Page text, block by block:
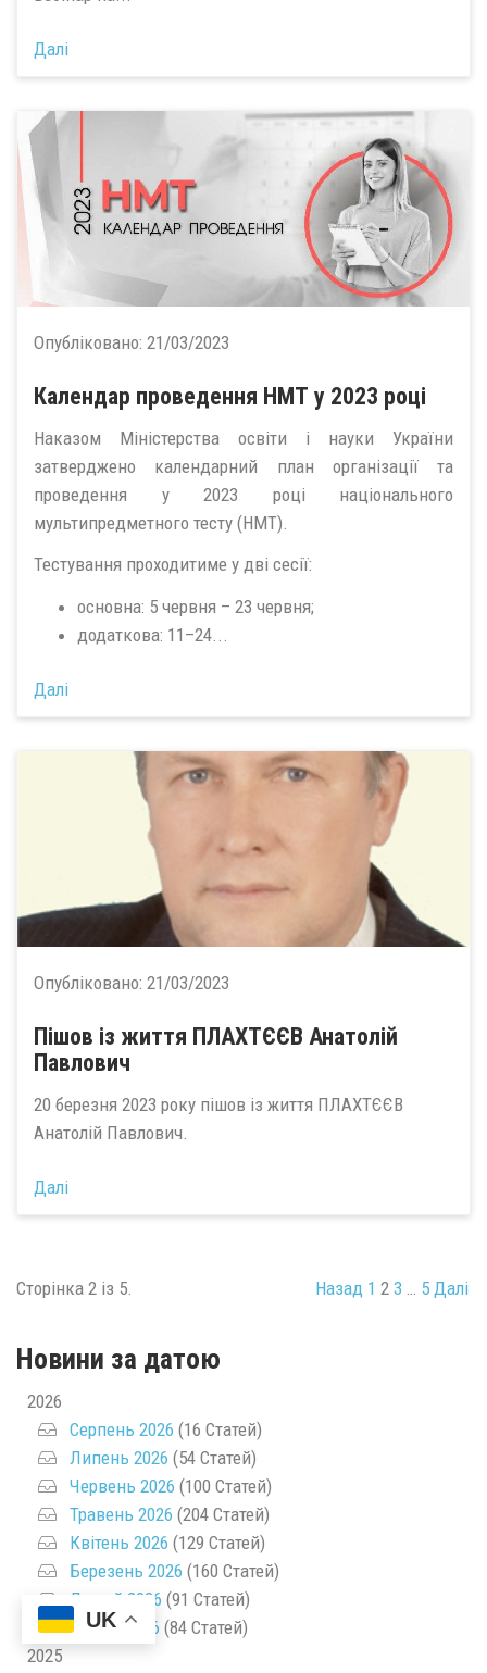
Далі
Опубліковано: 21/03/2023
Календар проведення НМТ у 2023 році
Наказом Міністерства освіти і науки України
затверджено календарний план організації та
проведення у 2023 році національного
мультипредметного тесту (НМТ).
Тестування проходитиме у дві сесії:
основна: 5 червня – 23 червня;
додаткова: 11–24...
Далі
Опубліковано: 21/03/2023
Пішов із життя ПЛАХТЄЄВ Анатолій
Павлович
20 березня 2023 року пішов із життя ПЛАХТЄЄВ
Анатолій Павлович.
Далі
Сторінка 2 із 5. Назад 1 2 3 … 5 Далі
Новини за датою
2026
Серпень 2026 (16 Статей)
Липень 2026 (54 Статей)
Червень 2026 (100 Статей)
Травень 2026 (204 Статей)
Квітень 2026 (129 Статей)
Березень 2026 (160 Статей)
Лютий 2026 (91 Статей)
Січень 2026 (84 Статей)
2025
UK